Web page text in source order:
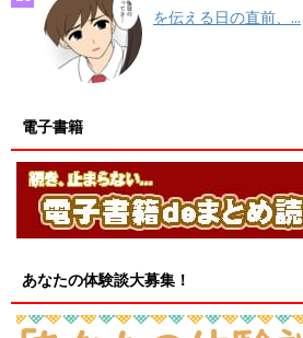
を伝える日の直前、...
電子書籍
あなたの体験談大募集！